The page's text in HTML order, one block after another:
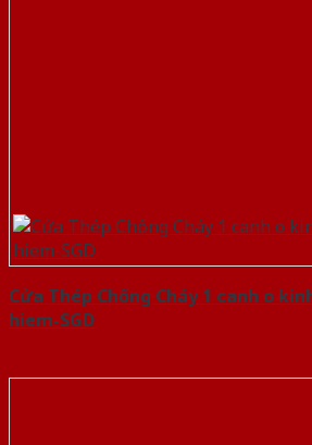
Cửa Thép Chống Cháy 1 canh o
hiem-SGD